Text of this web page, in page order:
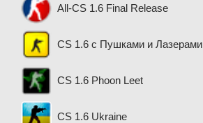
All-CS 1.6 Final Release
CS 1.6 с Пушками и Лазерами
CS 1.6 Phoon Leet
CS 1.6 Ukraine